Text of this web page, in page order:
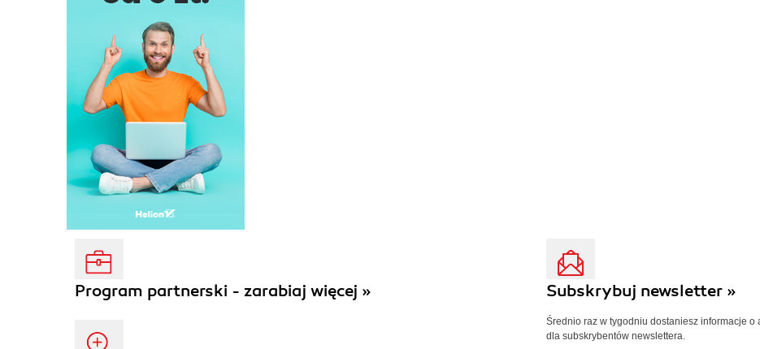
Program partnerski - zarabiaj więcej » Subskrybuj newsletter »
Średnio raz w tygodniu dostaniesz informacje
dla subskrybentów newslettera.